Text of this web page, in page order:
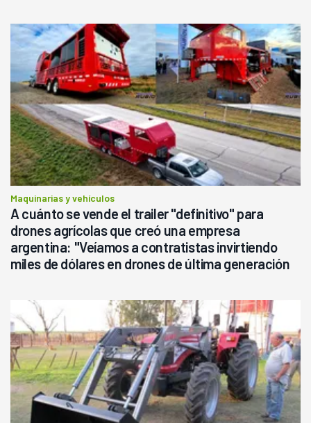
Maquinarias y vehículos
A cuánto se vende el trailer "definitivo" para
drones agrícolas que creó una empresa
argentina: "Veíamos a contratistas invirtiendo
miles de dólares en drones de última generación